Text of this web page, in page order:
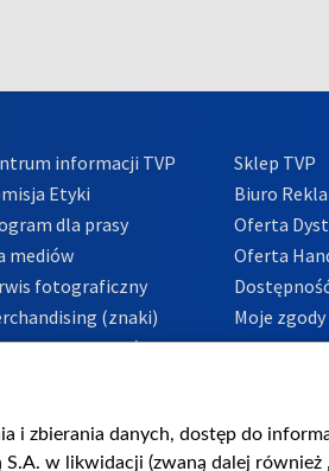
informacji TVP
Etyki
dla prasy
mediów
fotograficzny
(znaki)
Prywatności
Sklep TVP
Biuro
Oferta
Oferta
Moje zgody
Procedura
i zbierania danych, dostęp do
w likwidacji (zwaną dalej również